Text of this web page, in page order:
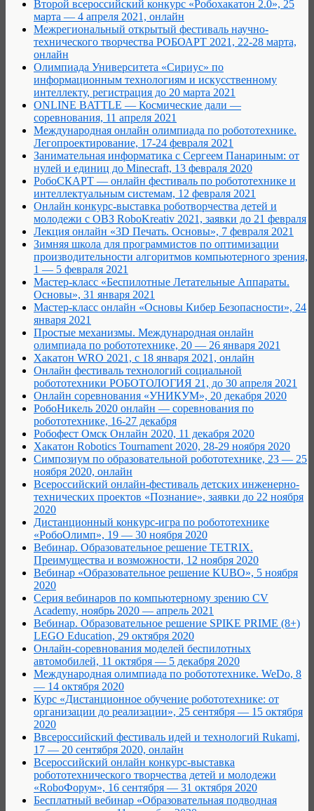
Второй всероссийский конкурс «Робохакатон 2.0», 25
марта — 4 апреля 2021, онлайн
Межрегиональный открытый фестиваль научно-
технического творчества РОБОАРТ 2021, 22-28 марта,
онлайн
Олимпиада Университета «Сириус» по
информационным технологиям и искусственному
интеллекту, регистрация до 20 марта 2021
ONLINE BATTLE — Космические дали —
соревнования, 11 апреля 2021
Международная онлайн олимпиада по робототехнике.
Легопроектирование, 17-24 февраля 2021
Занимательная информатика с Сергеем Панариным: от
нулей и единиц до Minecraft, 13 февраля 2020
РобоCКАРТ — онлайн фестиваль по робототехнике и
интеллектуальным системам, 12 февраля 2021
Онлайн конкурс-выставка роботворчества детей и
молодежи с ОВЗ RoboKreativ 2021, заявки до 21 февраля
Лекция онлайн «3D Печать. Основы», 7 февраля 2021
Зимняя школа для программистов по оптимизации
производительности алгоритмов компьютерного зрения,
1 — 5 февраля 2021
Мастер-класс «Беспилотные Летательные Аппараты.
Основы», 31 января 2021
Мастер-класс онлайн «Основы Кибер Безопасности», 24
января 2021
Простые механизмы. Международная онлайн
олимпиада по робототехнике, 20 — 26 января 2021
Хакатон WRO 2021, с 18 января 2021, онлайн
Онлайн фестиваль технологий социальной
робототехники РОБОТОЛОГИЯ 21, до 30 апреля 2021
Онлайн соревнования «УНИКУМ», 20 декабря 2020
РобоНикель 2020 онлайн — соревнования по
робототехнике, 16-27 декабря
Робофест Омск Онлайн 2020, 11 декабря 2020
Хакатон Robotics Tournament 2020, 28-29 ноября 2020
Cимпозиум по образовательной робототехнике, 23 — 25
ноября 2020, онлайн
Всероссийский онлайн-фестиваль детских инженерно-
технических проектов «Познание», заявки до 22 ноября
2020
Дистанционный конкурс-игра по робототехнике
«РобоОлимп», 19 — 30 ноября 2020
Вебинар. Образовательное решение TETRIX.
Преимущества и возможности, 12 ноября 2020
Вебинар «Образовательное решение KUBO», 5 ноября
2020
Серия вебинаров по компьютерному зрению CV
Academy, ноябрь 2020 — апрель 2021
Вебинар. Образовательное решение SPIKE PRIME (8+)
LEGO Education, 29 октября 2020
Онлайн-соревнования моделей беспилотных
автомобилей, 11 октября — 5 декабря 2020
Международная олимпиада по робототехнике. WeDo, 8
— 14 октября 2020
Курс «Дистанционное обучение робототехнике: от
организации до реализации», 25 сентября — 15 октября
2020
Ввсероссийский фестиваль идей и технологий Rukami,
17 — 20 сентября 2020, онлайн
Всероссийский онлайн конкурс-выставка
робототехнического творчества детей и молодежи
«RoboФорум», 16 сентября — 31 октября 2020
Бесплатный вебинар «Образовательная подводная